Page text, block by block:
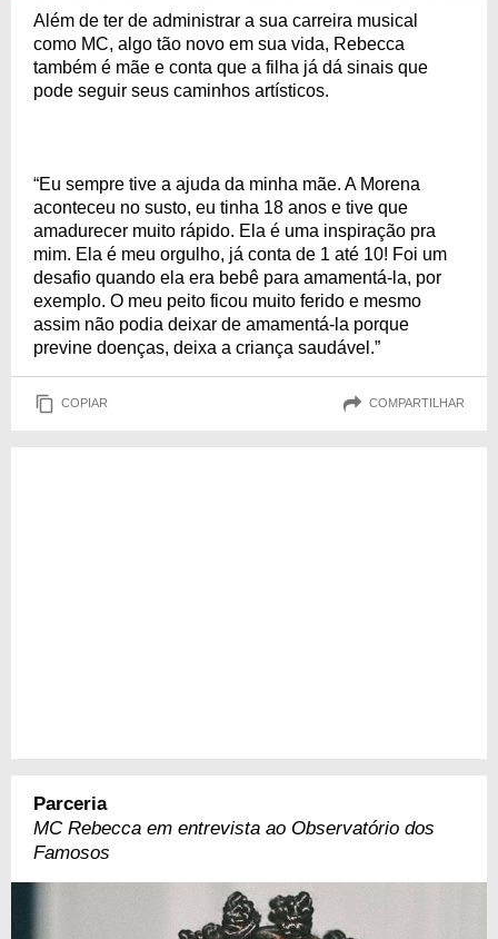
Além de ter de administrar a sua carreira musical
como MC, algo tão novo em sua vida, Rebecca
também é mãe e conta que a filha já dá sinais que
pode seguir seus caminhos artísticos.
“Eu sempre tive a ajuda da minha mãe. A Morena
aconteceu no susto, eu tinha 18 anos e tive que
amadurecer muito rápido. Ela é uma inspiração pra
mim. Ela é meu orgulho, já conta de 1 até 10! Foi um
desafio quando ela era bebê para amamentá-la, por
exemplo. O meu peito ficou muito ferido e mesmo
assim não podia deixar de amamentá-la porque
previne doenças, deixa a criança saudável.”
COPIAR COMPARTILHAR
Parceria
MC Rebecca em entrevista ao Observatório dos
Famosos